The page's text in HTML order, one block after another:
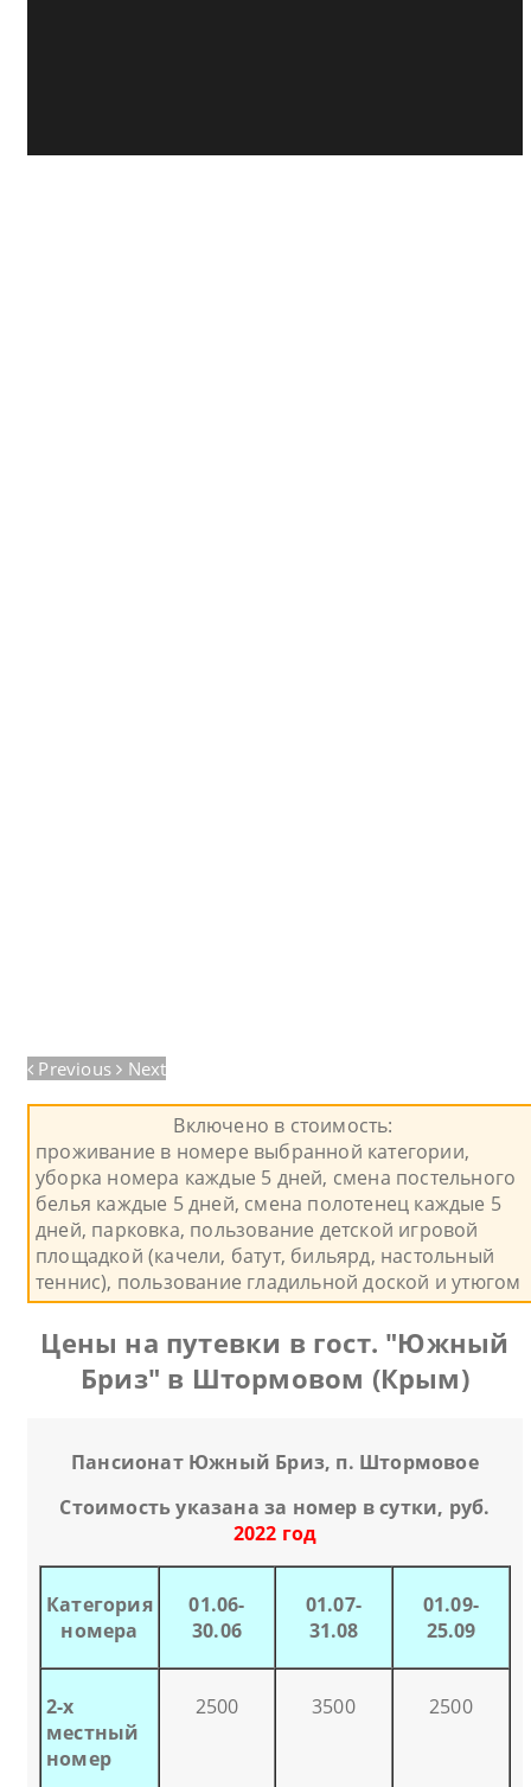
Previous Next
Включено в стоимость:
проживание в номере выбранной категории,
уборка номера каждые 5 дней, смена постельного
белья каждые 5 дней, смена полотенец каждые 5
дней, парковка, пользование детской игровой
площадкой (качели, батут, бильярд, настольный
теннис), пользование гладильной доской и утюгом
Цены на путевки в гост. "Южный
Бриз" в Штормовом (Крым)
Пансионат Южный Бриз, п. Штормовое
Стоимость указана за номер в сутки, руб.
2022 год
Категория
номера
01.06-
30.06
01.07-
31.08
01.09-
25.09
2-х
местный
номер
2500 3500 2500